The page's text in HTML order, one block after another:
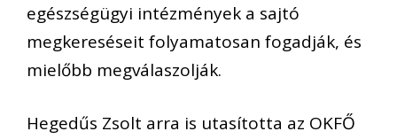
egészségügyi intézmények a sajtó
megkereséseit folyamatosan fogadják, és
mielőbb megválaszolják.
Hegedűs Zsolt arra is utasította az OKFŐ